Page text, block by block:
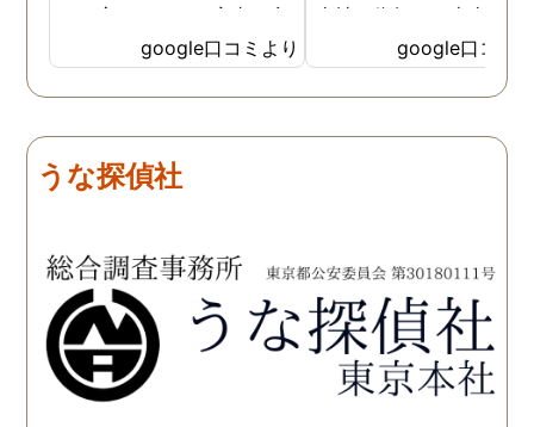
いた方も、とても率直に意
見を言っていただき、また
費用面も正直に答えていた
だき、私の望む結果を得る
言えないですが、それでも
少しでも低く抑えるアドバ
た。 調査も私の望む結果を
得るべく、尽力して頂き、
密に連絡をいただきなが
ら、丁寧に対応してくださ
いました。 おかげで、とて
google口コミより
当社に依頼して本当に良
ったと実感しております
依頼中にはいろいろな相
も聞いて頂き、救われる
謝しております。 私と
何かありましたらご相談
せて頂きたいと思います
google口コミ
うな探偵社